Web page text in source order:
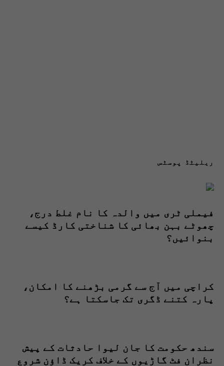
ریلیٹڈ پوسٹس
فیملی ٹری میں والدہ کا نام غلط درج،
چھوٹے بہن بھائی کا شناختی کارڈ کیسے
بنوائیں؟
کراچی میں آج سے گرمی بڑھنے کا امکان،
پارہ کتنے ڈگری تک جاسکتا ہے؟
سندھ حکومت کا جان لیوا حادثات کے پیش
نظران فٹ گاڑیوں کے خلاف کریک ڈاؤن شروع